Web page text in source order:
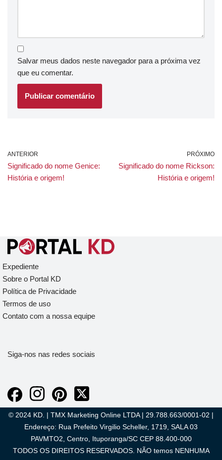
Salvar meus dados neste navegador para a próxima vez
que eu comentar.
ANTERIOR
Significado do nome Genice:
História e origem!
PRÓXIMO
Significado do nome Rickson:
História e origem!
Expediente
Sobre o Portal KD
Política de Privacidade
Termos de uso
Contato com a nossa equipe
Siga-nos nas redes sociais
© 2024 KD. | TMX Marketing Online LTDA | 29.788.663/0001-02 |
Endereço: Rua Prefeito Virgilio Scheller, 1719, SALA 03
PAVMTO2, Centro, Ituporanga/SC CEP 88.400-000
TODOS OS DIREITOS RESERVADOS. NÃO temos NENHUMA